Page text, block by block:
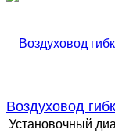
Воздуховод
Установочный